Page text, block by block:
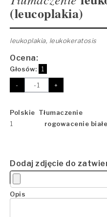
(leucoplakia)
leukoplakia, leukokeratosis
Ocena:
Głosów: 1
- +
Polskie Tłumaczenie
1
rogowacenie białe
Dodaj zdjęcie do
Opis